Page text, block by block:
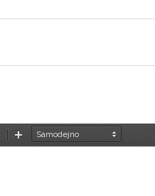
PomanjšajPovečaj